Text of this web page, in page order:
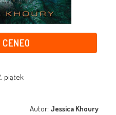
piątek
Autor: Jessica Khoury